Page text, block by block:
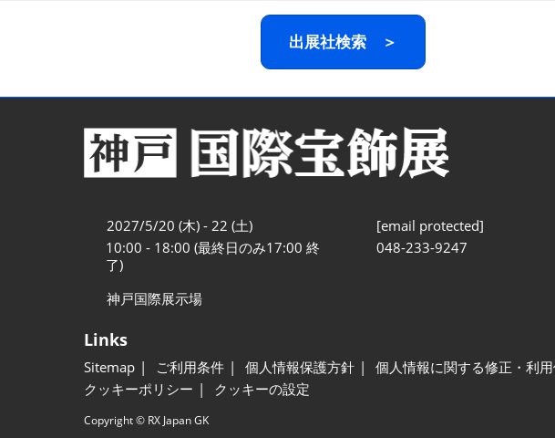
出展社検索 ＞
2027/5/20 (木) - 22 (土)
10:00 - 18:00 (最終日のみ17:00 終
了)
神戸国際展示場
[email protected]
048-233-9247
Links
Sitemap ご利用条件 個人情報保護方針 個人情報に関する修正・利
クッキーポリシー
クッキーの設定
Copyright © RX Japan GK